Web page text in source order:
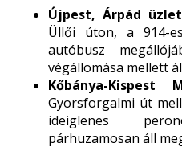
Újpest, Árpád
Üllői úton, a 914-
autóbusz
végállomása mellett
Kőbánya-Kispest
Gyorsforgalmi út
ideiglenes
párhuzamosan áll